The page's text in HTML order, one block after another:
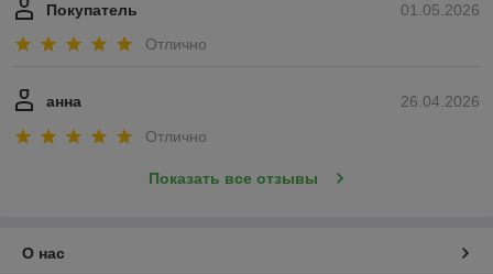
01.05.2026
Покупатель
Отлично
26.04.2026
анна
Отлично
Показать все отзывы
О нас